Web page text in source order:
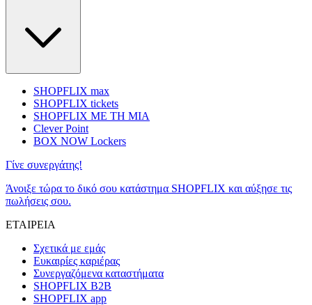
SHOPFLIX max
SHOPFLIX tickets
SHOPFLIX ΜΕ ΤΗ ΜΙΑ
Clever Point
BOX NOW Lockers
Γίνε συνεργάτης!
Άνοιξε τώρα το δικό σου κατάστημα SHOPFLIX και αύξησε τις
πωλήσεις σου.
ΕΤΑΙΡΕΙΑ
Σχετικά με εμάς
Ευκαιρίες καριέρας
Συνεργαζόμενα καταστήματα
SHOPFLIX B2B
SHOPFLIX app